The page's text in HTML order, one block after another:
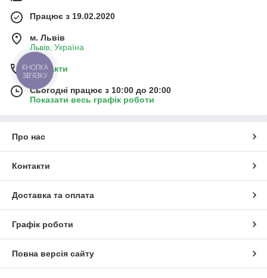
Працює з 19.02.2020
м. Львів
Львів, Україна
Контакти
Сьогодні працює з 10:00 до 20:00
Показати весь графік роботи
Про нас
Контакти
Доставка та оплата
Графік роботи
Повна версія сайту
КНОПКА
ЗВ'ЯЗКУ